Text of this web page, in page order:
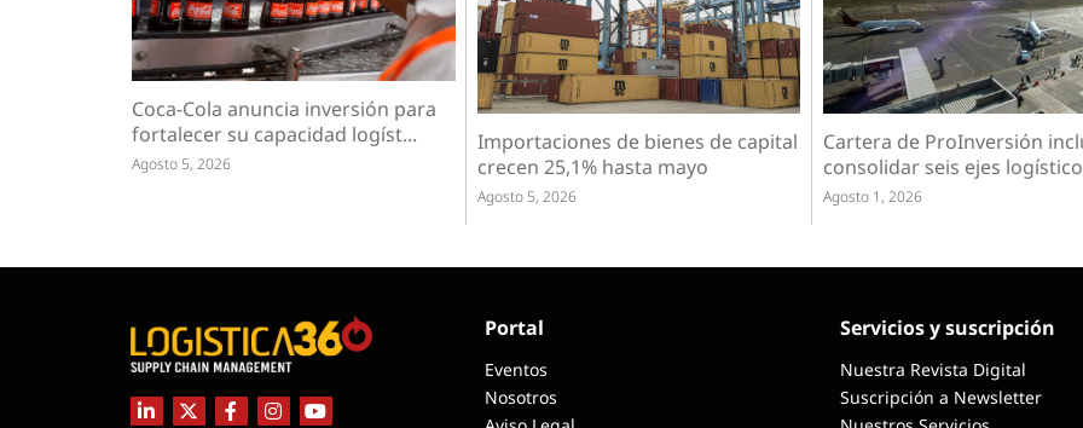
Coca-Cola anuncia inversión para
fortalecer su capacidad logíst...
Agosto 5, 2026
Importaciones de bienes de capital
crecen 25,1% hasta mayo
Agosto 5, 2026
Cartera de ProInversión
consolidar seis ejes
Agosto 1, 2026
Portal
Eventos
Nosotros
Servicios y suscripción
Nuestra Revista Digital
Suscripción a Newsletter